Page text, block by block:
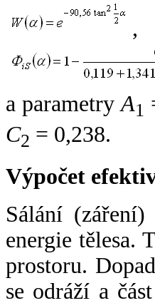
,
a parametryA1
C2 = 0,238.
Výpočet
Sálání
energie tělesa.
prostoru.
se odráží a